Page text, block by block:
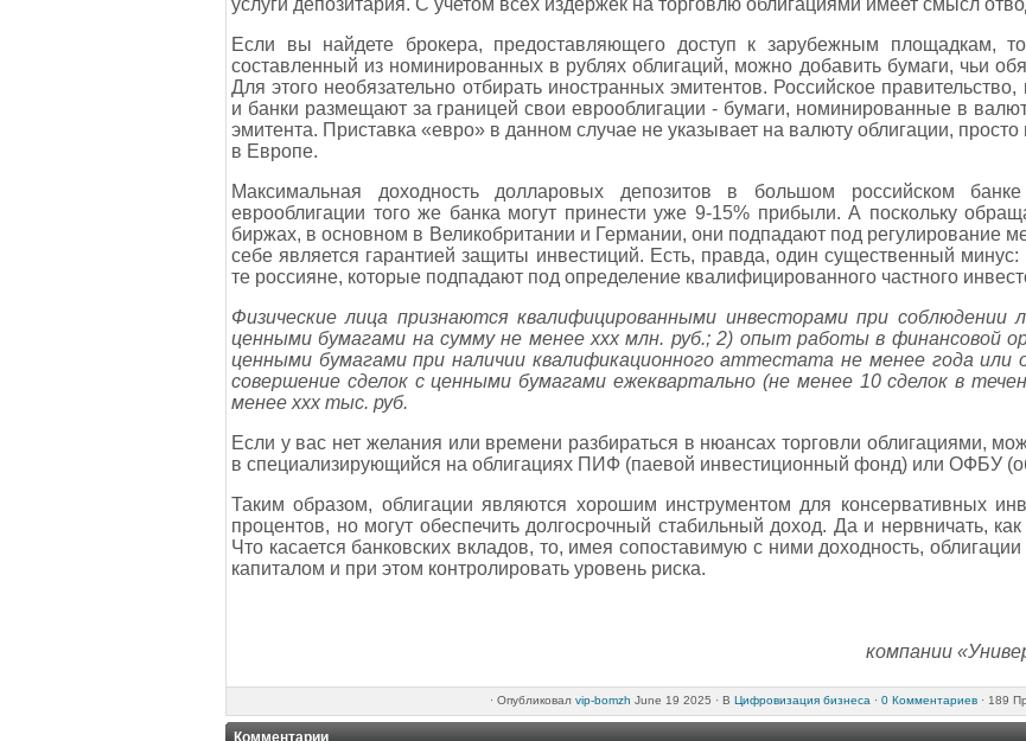
услуги депозитария. С учетом всех издержек на торговлю облигациями имеет смысл
Если вы найдете брокера, предоставляющего доступ к зарубежным площадкам,
составленный из номинированных в рублях облигаций, можно добавить бумаги, чьи
Для этого необязательно отбирать иностранных эмитентов. Российское
и банки размещают за границей свои еврооблигации - бумаги, номинированные в
эмитента. Приставка «евро» в данном случае не указывает на валюту облигации,
в Европе.
Максимальная доходность долларовых депозитов в большом российском
еврооблигации того же банка могут принести уже 9-15% прибыли. А поскольку
биржах, в основном в Великобритании и Германии, они подпадают под регулирование
себе является гарантией защиты инвестиций. Есть, правда, один существенный минус:
те россияне, которые подпадают под определение квалифицированного частного
Физические лица признаются квалифицированными инвесторами при соблюдении
ценными бумагами на сумму не менее ххх млн. руб.; 2) опыт работы в финансовой
ценными бумагами при наличии квалификационного аттестата не менее года
совершение сделок с ценными бумагами ежеквартально (не менее 10 сделок в
менее ххх тыс. руб.
Если у вас нет желания или времени разбираться в нюансах торговли облигациями,
в специализирующийся на облигациях ПИФ (паевой инвестиционный фонд) или ОФБУ
Таким образом, облигации являются хорошим инструментом для консервативных
процентов, но могут обеспечить долгосрочный стабильный доход. Да и нервничать,
Что касается банковских вкладов, то, имея сопоставимую с ними доходность,
капиталом и при этом контролировать уровень риска.
компании
· Опубликовал vip-bomzh June 19 2025 · В Цифровизация бизнеса · 0 Комментариев· 189
Комментарии